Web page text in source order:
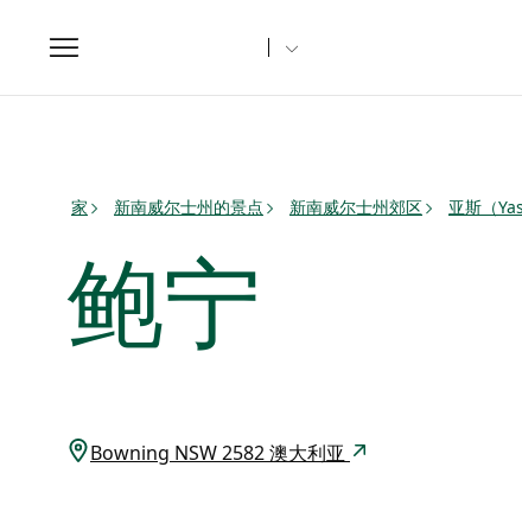
Toggle
navigation
家 新南威尔士州的景点 新南威尔士州郊区 亚斯（
鲍宁
Bowning NSW 2582 澳大利亚